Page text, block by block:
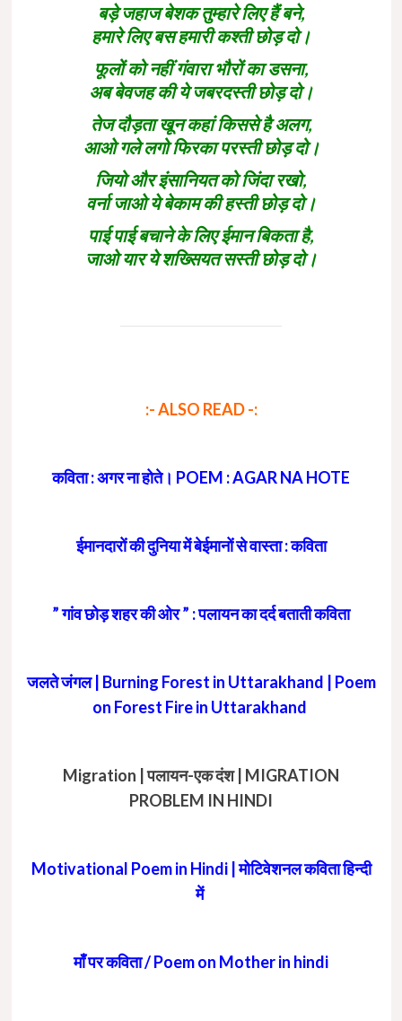
बड़े जहाज बेशक तुम्हारे लिए हैं बने,
हमारे लिए बस हमारी कश्ती छोड़ दो।
फूलों को नहीं गंवारा भौरों का डसना,
अब बेवजह की ये जबरदस्ती छोड़ दो।
तेज दौड़ता खून कहां किससे है अलग,
आओ गले लगो फिरका परस्ती छोड़ दो।
जियो और इंसानियत को जिंदा रखो,
वर्ना जाओ ये बेकाम की हस्ती छोड़ दो।
पाई पाई बचाने के लिए ईमान बिकता है,
जाओ यार ये शख्सियत सस्ती छोड़ दो।
:- ALSO READ -:
कविता : अगर ना होते। POEM : AGAR NA HOTE
ईमानदारों की दुनिया में बेईमानों से वास्ता : कविता
” गांव छोड़ शहर की ओर ” : पलायन का दर्द बताती कविता
जलते जंगल | Burning Forest in Uttarakhand | Poem
on Forest Fire in Uttarakhand
Migration | पलायन-एक दंश | MIGRATION
PROBLEM IN HINDI
Motivational Poem in Hindi | मोटिवेशनल कविता हिन्दी
में
माँ पर कविता / Poem on Mother in hindi